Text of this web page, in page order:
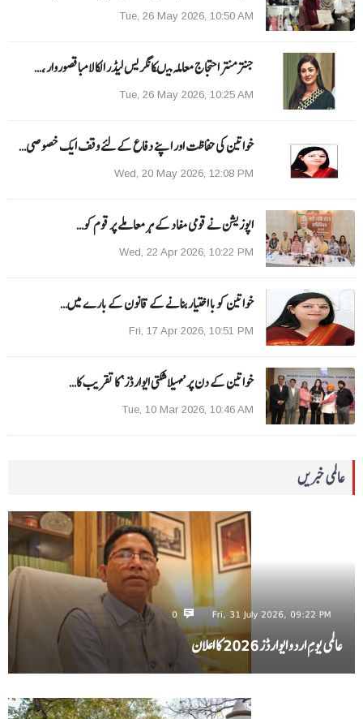
Tue, 26 May 2026, 10:50 AM
جنتر منتر احتجاج معاملہ میںکانگریس لیڈر الکا لامبا قصوروار ،…
Tue, 26 May 2026, 10:25 AM
خواتین کی حفاظت اور اپنے دفاع کےلئے وقف ایک خصوصی…
Wed, 20 May 2026, 12:08 PM
اپوزیشن نے قومی مفاد کے ہر معاملے پر قوم کو…
Wed, 22 Apr 2026, 10:22 PM
خواتین کو با اختیار بنانے کے قانون کے بارے میں…
Fri, 17 Apr 2026, 10:51 PM
خواتین کے دن پر ’مہیلا شکتی ایوارڈز‘ کا تقریب کا…
Tue, 10 Mar 2026, 10:46 AM
عالمی خبریں
Fri, 31 July 2026, 09:22 PM
0
عالمی یومِ اردو ایوارڈز 2026 کا اعلان